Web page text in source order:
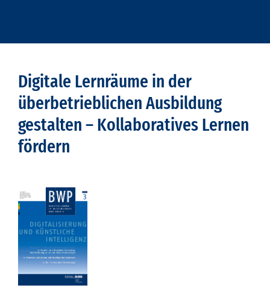
Digitale Lernräume in der
überbetrieblichen Ausbildung
gestalten – Kollaboratives Lernen
fördern